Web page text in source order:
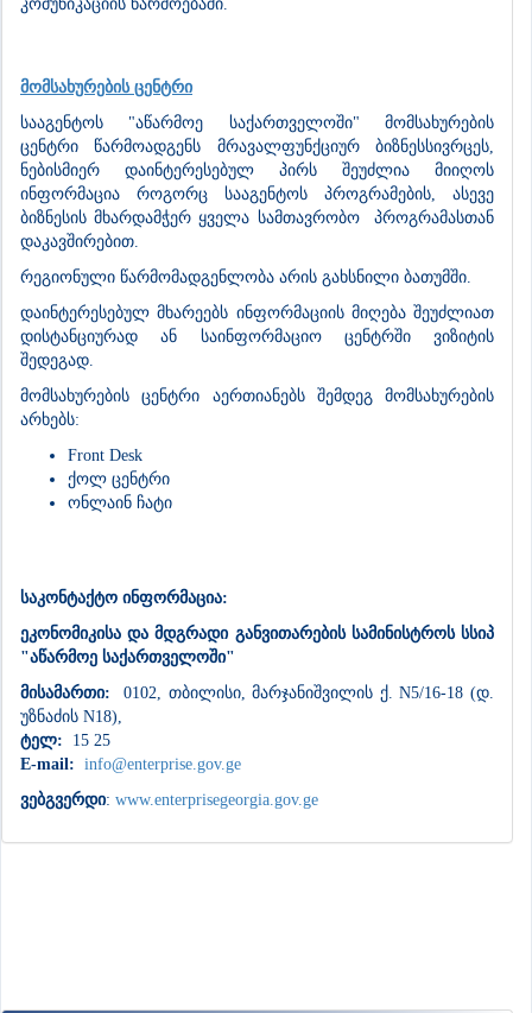
კომუნიკაციის წარმოებაში.
მომსახურების ცენტრი
სააგენტოს "აწარმოე საქართველოში" მომსახურების
ცენტრი წარმოადგენს მრავალფუნქციურ ბიზნესსივრცეს,
ნებისმიერ დაინტერესებულ პირს შეუძლია მიიღოს
ინფორმაცია როგორც სააგენტოს პროგრამების, ასევე
ბიზნესის მხარდამჭერ ყველა სამთავრობო პროგრამასთან
დაკავშირებით.
რეგიონული წარმომადგენლობა არის გახსნილი ბათუმში.
დაინტერესებულ მხარეებს ინფორმაციის მიღება შეუძლიათ
დისტანციურად ან საინფორმაციო ცენტრში ვიზიტის
შედეგად.
მომსახურების ცენტრი აერთიანებს შემდეგ მომსახურების
არხებს:
Front Desk
ქოლ ცენტრი
ონლაინ ჩატი
საკონტაქტო ინფორმაცია:
ეკონომიკისა და მდგრადი განვითარების სამინისტროს სსიპ
"აწარმოე საქართველოში"
მისამართი: 0102, თბილისი, მარჯანიშვილის ქ. N5/16-18 (დ.
უზნაძის N18),
ტელ: 15 25
E-mail: info@enterprise.gov.ge
ვებგვერდი: www.enterprisegeorgia.gov.ge